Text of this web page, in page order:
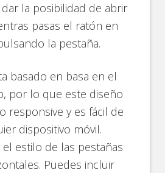
la posibilidad de abrir
pasas el ratón en
la pestaña.
basado en basa en el
por lo que este diseño
responsive y es fácil de
dispositivo móvil.
estilo de las pestañas
Puedes incluir